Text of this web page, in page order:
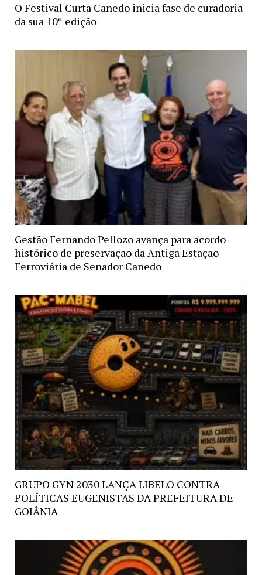
O Festival Curta Canedo inicia fase de curadoria
da sua 10ª edição
Gestão Fernando Pellozo avança para acordo
histórico de preservação da Antiga Estação
Ferroviária de Senador Canedo
GRUPO GYN 2030 LANÇA LIBELO CONTRA
POLÍTICAS EUGENISTAS DA PREFEITURA DE
GOIÂNIA